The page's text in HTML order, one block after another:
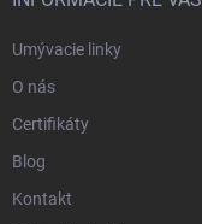
Umývacie linky
O nás
Certifikáty
Blog
Kontakt